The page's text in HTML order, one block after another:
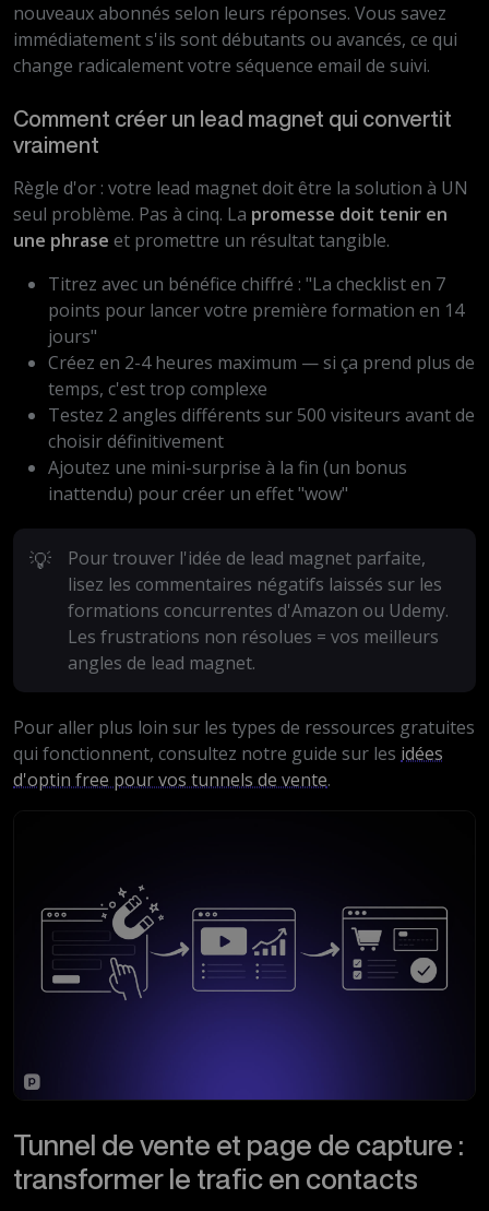
nouveaux abonnés selon leurs réponses. Vous savez
immédiatement s'ils sont débutants ou avancés, ce qui
change radicalement votre séquence email de suivi.
Comment créer un lead magnet qui convertit
vraiment
Règle d'or : votre lead magnet doit être la solution à UN
seul problème. Pas à cinq. La promesse doit tenir en
une phrase et promettre un résultat tangible.
Titrez avec un bénéfice chiffré : "La checklist en 7
points pour lancer votre première formation en 14
jours"
Créez en 2-4 heures maximum — si ça prend plus de
temps, c'est trop complexe
Testez 2 angles différents sur 500 visiteurs avant de
choisir définitivement
Ajoutez une mini-surprise à la fin (un bonus
inattendu) pour créer un effet "wow"
💡
Pour trouver l'idée de lead magnet parfaite,
lisez les commentaires négatifs laissés sur les
formations concurrentes d'Amazon ou Udemy.
Les frustrations non résolues = vos meilleurs
angles de lead magnet.
Pour aller plus loin sur les types de ressources gratuites
qui fonctionnent, consultez notre guide sur les idées
d'optin free pour vos tunnels de vente.
Tunnel de vente et page de capture :
transformer le trafic en contacts